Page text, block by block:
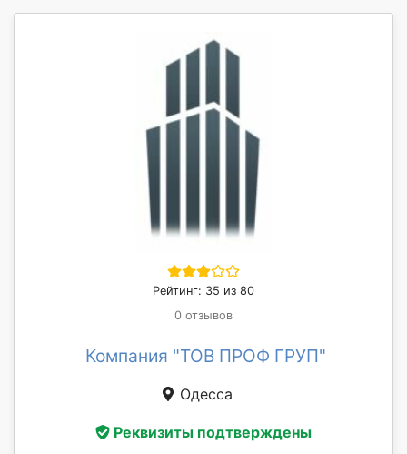
Рейтинг: 35 из 80
0 отзывов
Компания "ТОВ ПРОФ ГРУП"
Одесса
Реквизиты подтверждены